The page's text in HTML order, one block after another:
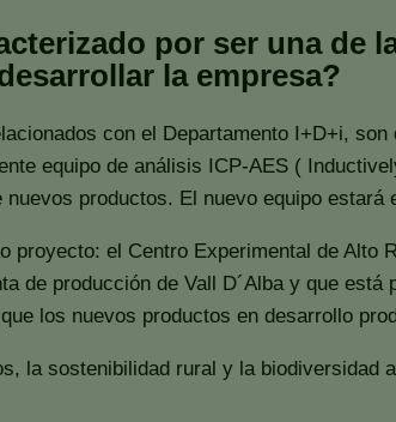
por ser una de
la empresa?
con el Departamento I+D+i,
equipo de análisis ICP-AES (
productos. El nuevo equipo estará
proyecto: el Centro Experimental de
de producción de Vall D´Alba y que
los nuevos productos en desarrollo
la sostenibilidad rural y la biodiversidad